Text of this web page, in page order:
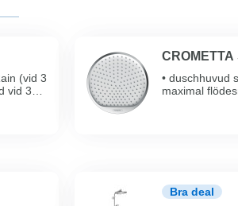
(vid 3
vid 3
CROMETTA
• duschhuvud
maximal
Bra deal